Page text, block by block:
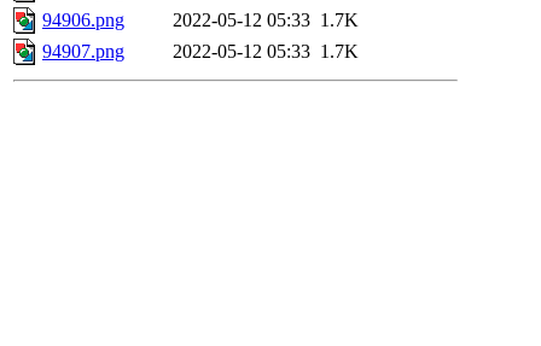
94906.png
2022-05-12 05:33 1.7K
94907.png
2022-05-12 05:33 1.7K